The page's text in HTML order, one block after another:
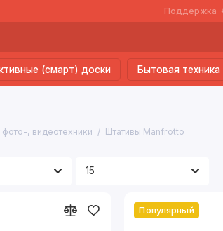
Поддержка
(смарт) доски Бытовая техника
, видеотехники Штативы Manfrotto
Популярный